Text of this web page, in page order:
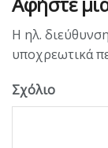
Η ηλ.
υποχρεωτικά
Σχόλιο